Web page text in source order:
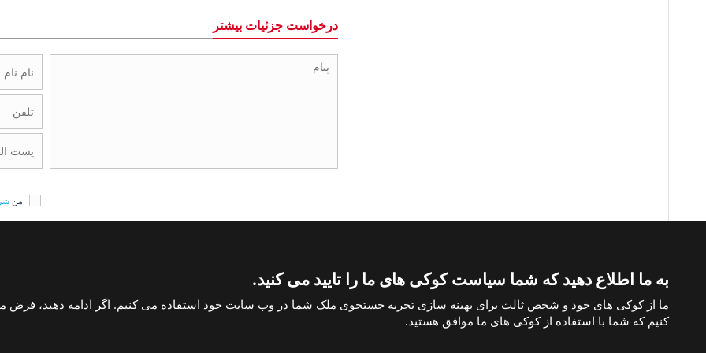
درخواست جزئیات بیشتر
من
صفحات مورد علاقه
خرید آپارتمان در ترکیه
خرید ویلا در ترکیه خرید خانه در آنتالیا
اعلامیه های حقوقی و سلب
پرداخت با بیت کوین
به ما اطلاع دهید که شما سیاست کوکی های ما را تایید می کنید.
ما از کوکی های خود و شخص ثالث برای بهینه سازی تجربه جستجوی ملک شما در وب سایت خود استفاده می کنیم. اگر ادامه دهید، فرض
کنیم که شما با استفاده از کوکی های ما موافق هستید.